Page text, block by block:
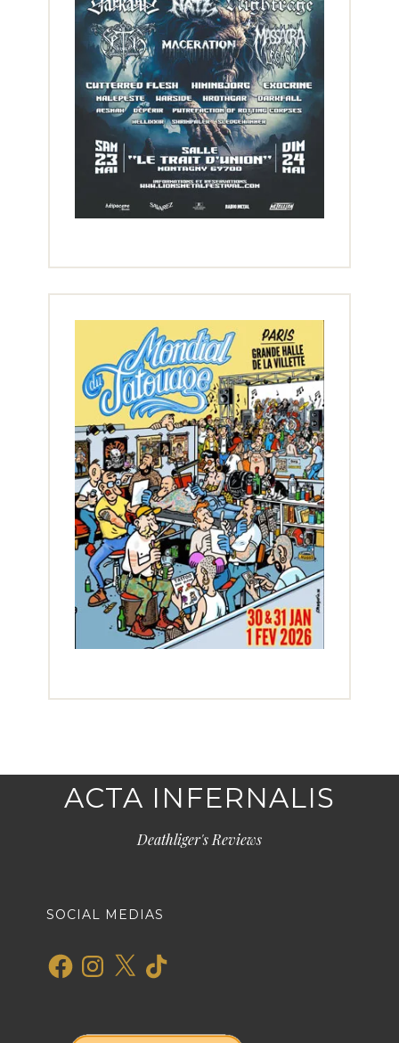
ACTA INFERNALIS
Deathliger's Reviews
SOCIAL MEDIAS
FacebookInstagram
X TikTok